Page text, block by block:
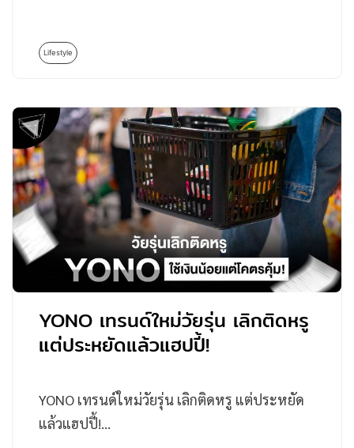
Lifestyle
YONO เทรนด์ใหม่วัยรุ่น เลิกติดหรู
แต่ประหยัดแล้วแฮปปี้!
YONO เทรนด์ใหม่วัยรุ่น เลิกติดหรู แต่ประหยัด
แล้วแฮปปี้!…